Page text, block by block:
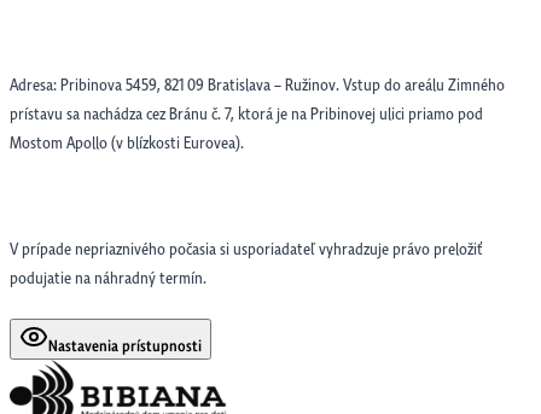
Adresa: Pribinova 5459, 821 09 Bratislava – Ružinov. Vstup do areálu Zimného
prístavu sa nachádza cez Bránu č. 7, ktorá je na Pribinovej ulici priamo pod
Mostom Apollo (v blízkosti Eurovea).
V prípade nepriaznivého počasia si usporiadateľ vyhradzuje právo preložiť
podujatie na náhradný termín.
Nastavenia prístupnosti